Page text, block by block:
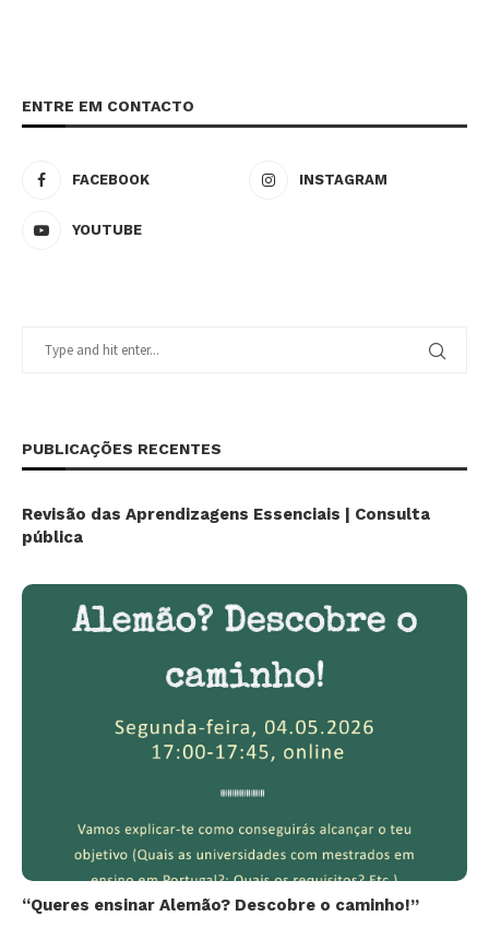
ENTRE EM CONTACTO
FACEBOOK INSTAGRAM
YOUTUBE
PUBLICAÇÕES RECENTES
Revisão das Aprendizagens Essenciais | Consulta
pública
“Queres ensinar Alemão? Descobre o caminho!”